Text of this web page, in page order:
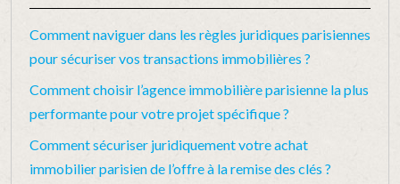
Comment naviguer dans les règles juridiques parisiennes
pour sécuriser vos transactions immobilières ?
Comment choisir l’agence immobilière parisienne la plus
performante pour votre projet spécifique ?
Comment sécuriser juridiquement votre achat
immobilier parisien de l’offre à la remise des clés ?